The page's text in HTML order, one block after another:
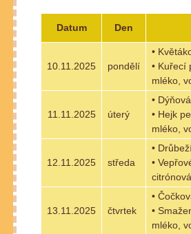
Datum Den
10.11.2025 pondělí
•
• Kuřecí
mléko,
11.11.2025 úterý
•
• Hejk
mléko,
12.11.2025 středa
•
•
13.11.2025 čtvrtek
•
•
mléko,